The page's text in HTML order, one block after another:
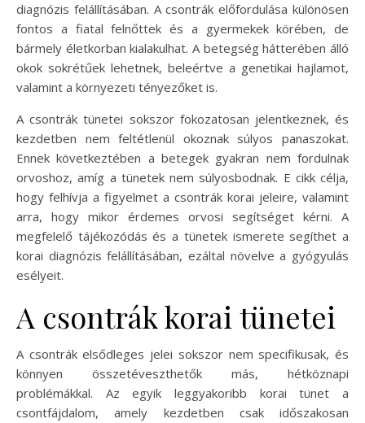
diagnózis felállításában. A csontrák előfordulása különösen
fontos a fiatal felnőttek és a gyermekek körében, de
bármely életkorban kialakulhat. A betegség hátterében álló
okok sokrétűek lehetnek, beleértve a genetikai hajlamot,
valamint a környezeti tényezőket is.
A csontrák tünetei sokszor fokozatosan jelentkeznek, és
kezdetben nem feltétlenül okoznak súlyos panaszokat.
Ennek következtében a betegek gyakran nem fordulnak
orvoshoz, amíg a tünetek nem súlyosbodnak. E cikk célja,
hogy felhívja a figyelmet a csontrák korai jeleire, valamint
arra, hogy mikor érdemes orvosi segítséget kérni. A
megfelelő tájékozódás és a tünetek ismerete segíthet a
korai diagnózis felállításában, ezáltal növelve a gyógyulás
esélyeit.
A csontrák korai tünetei
A csontrák elsődleges jelei sokszor nem specifikusak, és
könnyen összetéveszthetők más, hétköznapi
problémákkal. Az egyik leggyakoribb korai tünet a
csontfájdalom, amely kezdetben csak időszakosan